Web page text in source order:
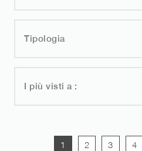
Tipologia
I più visti a :
1 2 3 4